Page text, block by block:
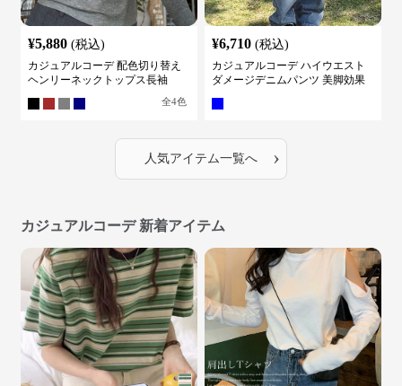
¥5,880 (税込)
カジュアルコーデ 配色切り替え
ヘンリーネックトップス長袖
全4色
¥6,710 (税込)
カジュアルコーデ ハイウエスト
ダメージデニムパンツ 美脚効果
人気アイテム一覧へ ›
カジュアルコーデ 新着アイテム